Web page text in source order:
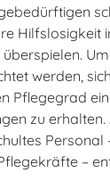
Hilfslosigkeit
überspielen.
werden,
Pflegegrad
zu
Personal
–